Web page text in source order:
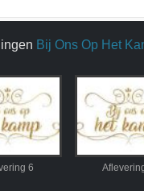
Bij Ons Op Het
6